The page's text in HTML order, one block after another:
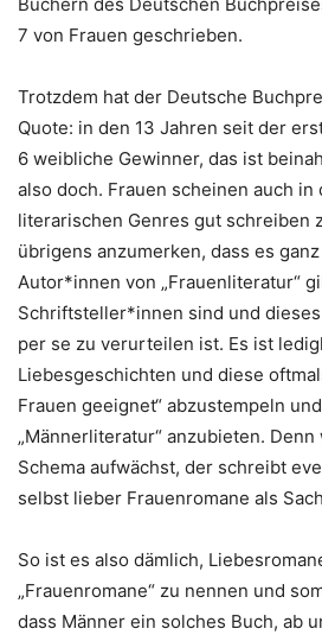
Büchern des Deutschen
7 von Frauen geschrieben.
Trotzdem hat der Deutsche
Quote: in den 13 Jahren seit der
6 weibliche Gewinner, das ist
also doch. Frauen scheinen auch in
literarischen Genres gut schreiben
übrigens anzumerken, dass es
Autor*innen von „Frauenliteratur“
Schriftsteller*innen sind und
per se zu verurteilen ist. Es ist
Liebesgeschichten und diese
Frauen geeignet“ abzustempeln
„Männerliteratur“ anzubieten.
Schema aufwächst, der schreibt
selbst lieber Frauenromane als
So ist es also dämlich,
„Frauenromane“ zu nennen und
dass Männer ein solches Buch, ab